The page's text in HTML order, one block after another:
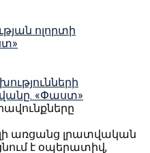
ոլորտի
«Փաստ»
առցանց լրատվական
է օպերատիվ,